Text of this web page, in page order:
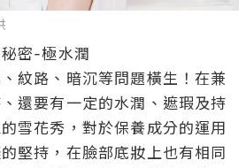
密-極水潤
紋路、暗沉等問題橫生！在兼
還要有一定的水潤、遮瑕及持
雪花秀，對於保養成分的運用
堅持，在臉部底妝上也有相同